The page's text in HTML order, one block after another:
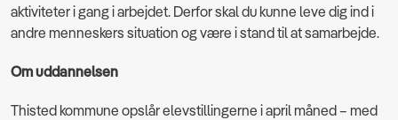
aktiviteter i gang i arbejdet. Derfor skal du kunne leve dig ind i
andre menneskers situation og være i stand til at samarbejde.
Om uddannelsen
Thisted kommune opslår elevstillingerne i april måned – med